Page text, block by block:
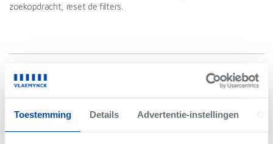
Toestemming Details Advertentie-instellingen
zoekopdracht, reset de filters.
Net gemist
VERKOCHT